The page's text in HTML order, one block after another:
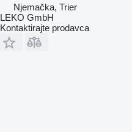
Njemačka, Trier
LEKO GmbH
Kontaktirajte prodavca